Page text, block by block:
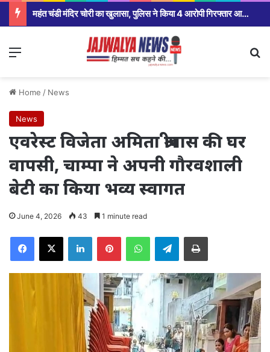
महंत चंडी मंदिर चोरी का खुलासा, पुलिस ने किया 4 आरोपी गिरफ्तार आज होगा खुलासा
Menu
Home / News
News
एवरेस्ट विजेता अमिता श्रीवास की घर
वापसी, चाम्पा ने अपनी गौरवशाली
बेटी का किया भव्य स्वागत
June 4, 2026 43 1 minute read
Facebook
X LinkedInPinterestWhatsAppTelegramPrint